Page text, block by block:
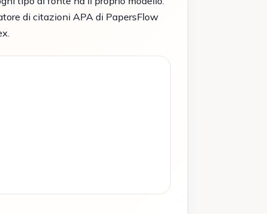
di citazioni APA di PapersFlow